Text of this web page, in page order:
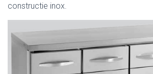
constructie inox.